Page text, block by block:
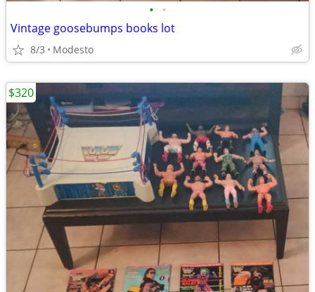
• •
Vintage goosebumps books lot
8/3 Modesto
$320